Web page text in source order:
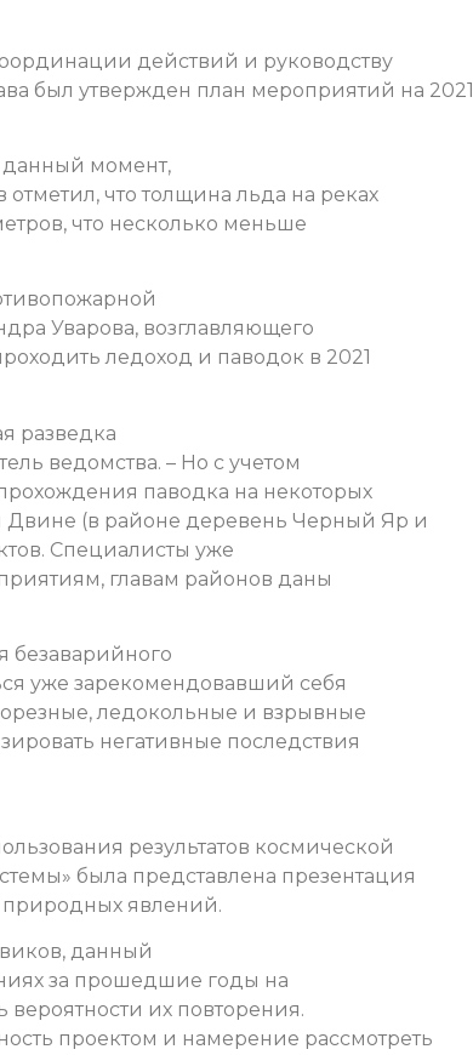
действий и руководству
был утвержден план мероприятий на 2021
данный момент,
что толщина льда на реках
что несколько меньше
Уварова, возглавляющего
ледоход и паводок в 2021
разведка
ведомства. – Но с учетом
паводка на некоторых
Двине (в районе деревень Черный Яр и
Специалисты уже
главам районов даны
безаварийного
уже зарекомендовавший себя
ледокольные и взрывные
негативные последствия
результатов космической
была представлена презентация
природных явлений.
данный
за прошедшие годы на
вероятности их повторения.
проектом и намерение рассмотреть